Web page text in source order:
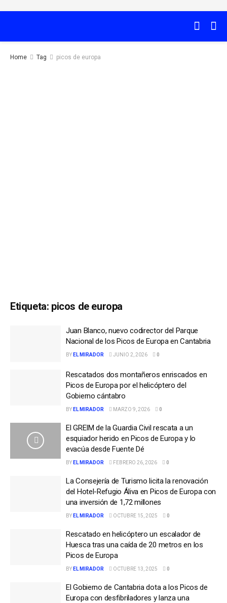
Home Tag picos de europa
Etiqueta: picos de europa
Juan Blanco, nuevo codirector del Parque
Nacional de los Picos de Europa en Cantabria
BY EL MIRADOR JUNIO 2, 2026 0
Rescatados dos montañeros enriscados en
Picos de Europa por el helicóptero del
Gobierno cántabro
BY EL MIRADOR MARZO 9, 2026 0
El GREIM de la Guardia Civil rescata a un
esquiador herido en Picos de Europa y lo
evacúa desde Fuente Dé
BY EL MIRADOR FEBRERO 26, 2026 0
La Consejería de Turismo licita la renovación
del Hotel-Refugio Áliva en Picos de Europa con
una inversión de 1,72 millones
BY EL MIRADOR OCTUBRE 15, 2025 0
Rescatado en helicóptero un escalador de
Huesca tras una caída de 20 metros en los
Picos de Europa
BY EL MIRADOR OCTUBRE 13, 2025 0
El Gobierno de Cantabria dota a los Picos de
Europa con desfibriladores y lanza una